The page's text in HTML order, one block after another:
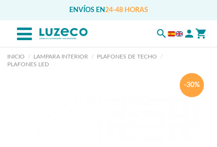
ENVÍOS EN 24-48 HORAS
INICIO LAMPARA INTERIOR
PLAFONES DE TECHO
PLAFONES LED
-30%